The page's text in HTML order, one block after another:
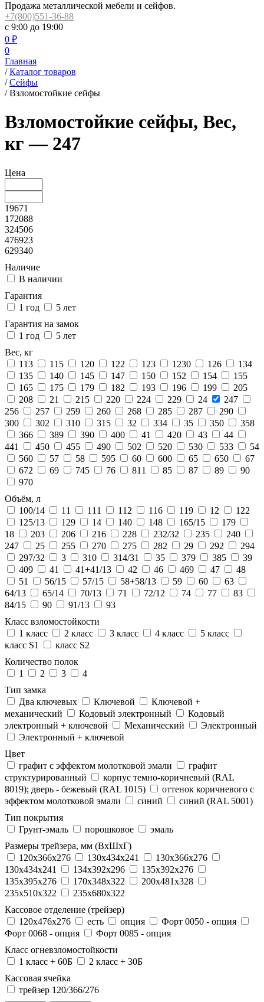
Продажа металлической мебели и сейфов.
+7(800)551-36-88
с 9:00 до 19:00
0 ₽
0
Главная
/ Каталог товаров
/ Сейфы
/ Взломостойкие сейфы
Взломостойкие сейфы, Вес,
кг — 247
Цена
19671
172088
324506
476923
629340
Наличие
В наличии
Гарантия
1 год
5 лет
Гарантия на замок
1 год
5 лет
Вес, кг
113
115 120 122 123 1230 126
134
135
140 145 147 150 152 154
155
165
175 179 182 193 196 199
205
208
21 215 220 224 229 24
247
256
257 259 260 268 285 287
290
300
302 310 315 32 334 35 350
358
366
389 390 400 41 420 43
44
441
450 455 490 502 520 530 533
54
560
57 58 595 60 600 65 650
67
672
69 745 76 811 85 87 89
90
970
Объём, л
100/14
11 111 112 116 119 12
122
125/13
129 14 140 148 165/15
179
18
203 206 216 228 232/32 235
240
247
25 255 270 275 282 29 292
294
297/32
3 310 314/31 35 379 385
39
409
41 41+41/13 42 46 469 47
48
51
56/15 57/15 58+58/13 59 60
63
64/13
65/14 70/13 71 72/12 74 77
83
84/15
90 91/13
93
Класс взломостойкости
1 класс
2 класс 3 класс 4 класс
5 класс
класс S1
класс S2
Количество полок
1
2 3
4
Тип замка
Два ключевых
Ключевой
Ключевой +
механический
Кодовый электронный
Кодовый
электронный + ключевой
Механический
Электронный
Электронный + ключевой
Цвет
графит с эффектом молотковой эмали
графит
структурированный
корпус темно-коричневый (RAL
8019); дверь - бежевый (RAL 1015)
оттенок коричневого с
эффектом молотковой эмали
синий
синий (RAL 5001)
Тип покрытия
Грунт-эмаль
порошковое
эмаль
Размеры трейзера, мм (ВхШхГ)
120x366x276
130x434x241
130х366х276
130х434х241
134x392x296
135x392x276
135x395x276
170x348x322
200x481x328
235x510x322
235x680x322
Кассовое отделение (трейзер)
120х476х276
есть опция
Форт 0050 - опция
Форт 0068 - опция
Форт 0085 - опция
Класс огневзломостойкости
1 класс + 60Б
2 класс + 30Б
Кассовая ячейка
трейзер 120/366/276